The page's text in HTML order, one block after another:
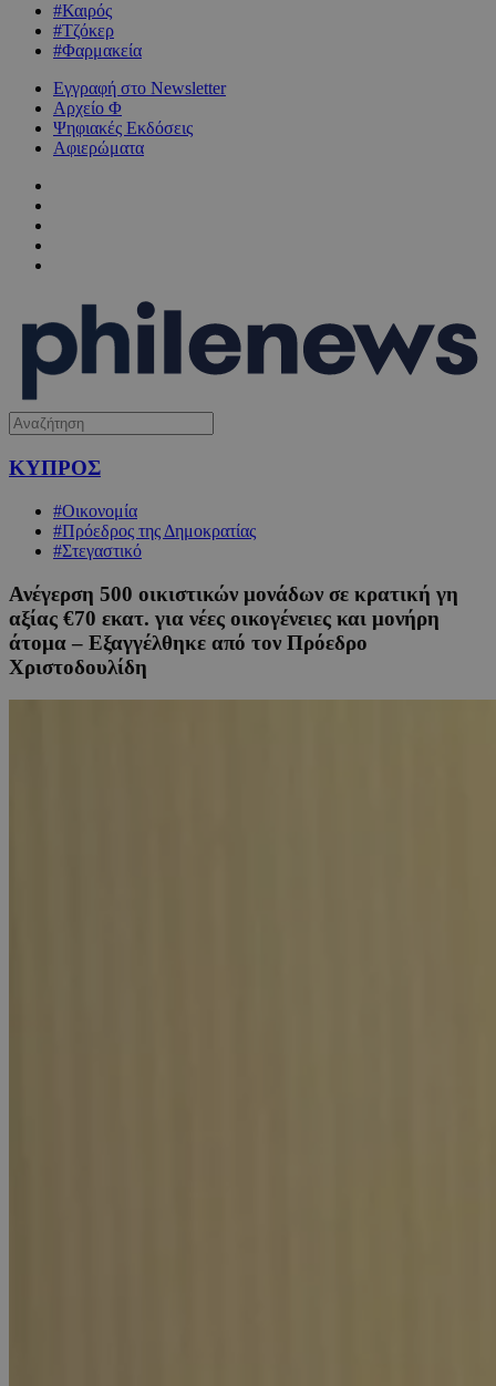
#Καιρός
#Τζόκερ
#Φαρμακεία
Εγγραφή στο Newsletter
Αρχείο Φ
Ψηφιακές Εκδόσεις
Αφιερώματα
ΚΥΠΡΟΣ
#Οικονομία
#Πρόεδρος της Δημοκρατίας
#Στεγαστικό
Ανέγερση 500 οικιστικών μονάδων σε κρατική γη
αξίας €70 εκατ. για νέες οικογένειες και μονήρη
άτομα – Εξαγγέλθηκε από τον Πρόεδρο
Χριστοδουλίδη